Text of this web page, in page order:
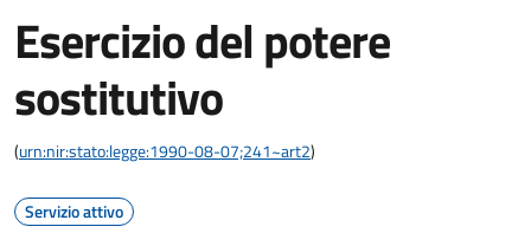
Esercizio del potere
sostitutivo
(urn:nir:stato:legge:1990-08-07;241~art2)
Servizio attivo